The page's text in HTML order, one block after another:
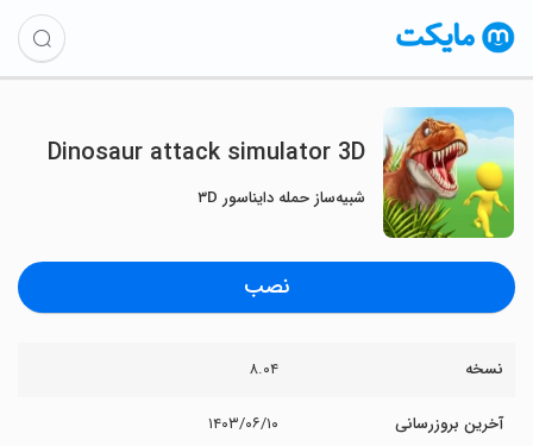
Dinosaur attack simulator 3D
شبیه‌ساز حمله دایناسور ۳D
نصب
نسخه ۸.۰۴
آخرین بروزرسانی ۱۴۰۳/۰۶/۱۰